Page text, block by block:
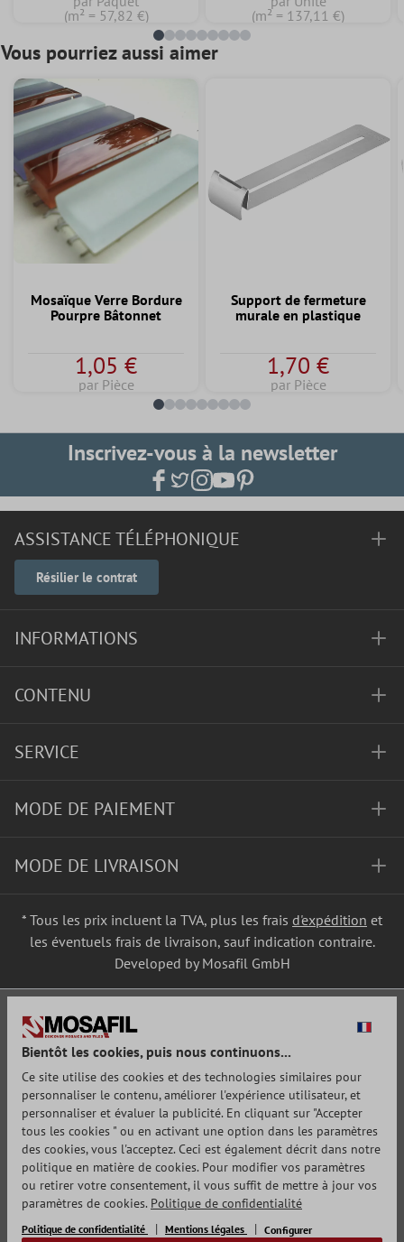
(m² = 57,82 €)
(m² = 137,11 €)
Vous pourriez aussi aimer
Mosaïque Verre Bordure
Pourpre Bâtonnet
1,05 €
par Pièce
Support de fermeture
murale en plastique
1,70 €
par Pièce
Inscrivez-vous à la newsletter
ASSISTANCE TÉLÉPHONIQUE
Résilier le contrat
INFORMATIONS
CONTENU
SERVICE
MODE DE PAIEMENT
MODE DE LIVRAISON
* Tous les prix incluent la TVA, plus les frais d'expédition et
les éventuels frais de livraison, sauf indication contraire.
Developed by Mosafil GmbH
Bientôt les cookies, puis nous continuons...
Ce site utilise des cookies et des technologies similaires pour
personnaliser le contenu, améliorer l'expérience utilisateur, et
personnaliser et évaluer la publicité. En cliquant sur "Accepter
tous les cookies " ou en activant une option dans les paramètres
des cookies, vous l'acceptez. Ceci est également décrit dans notre
politique en matière de cookies. Pour modifier vos paramètres
ou retirer votre consentement, il vous suffit de mettre à jour vos
paramètres de cookies. Politique de confidentialité
Politique de confidentialité Mentions légales Configurer